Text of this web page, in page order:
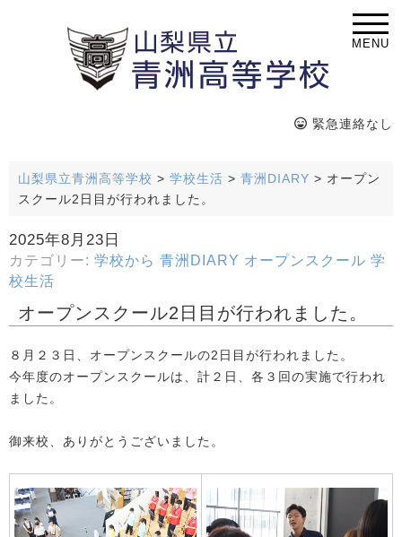
MENU
緊急連絡なし
山梨県立青洲高等学校 > 学校生活 > 青洲DIARY > オープン
スクール2日目が行われました。
2025年8月23日
カテゴリー: 学校から 青洲DIARY オープンスクール 学
校生活
オープンスクール2日目が行われました。
８月２３日、オープンスクールの2日目が行われました。
今年度のオープンスクールは、計２日、各３回の実施で行われ
ました。
御来校、ありがとうございました。